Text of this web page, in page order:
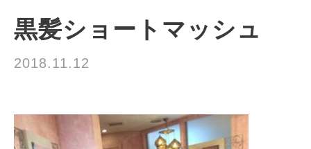
黒髪ショートマッシュ
2018.11.12